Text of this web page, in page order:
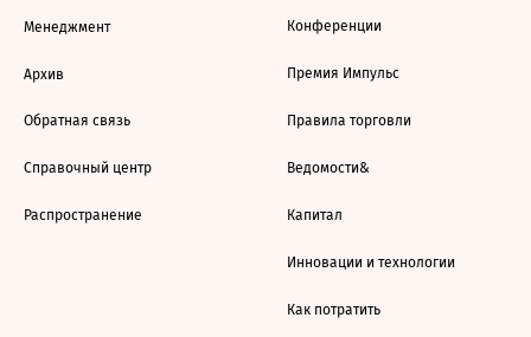
Менеджмент
Архив
Обратная связь
Справочный центр
Распространение
Конференции
Премия Импульс
Правила торговли
Ведомости&
Капитал
Инновации и технологии
Как потратить